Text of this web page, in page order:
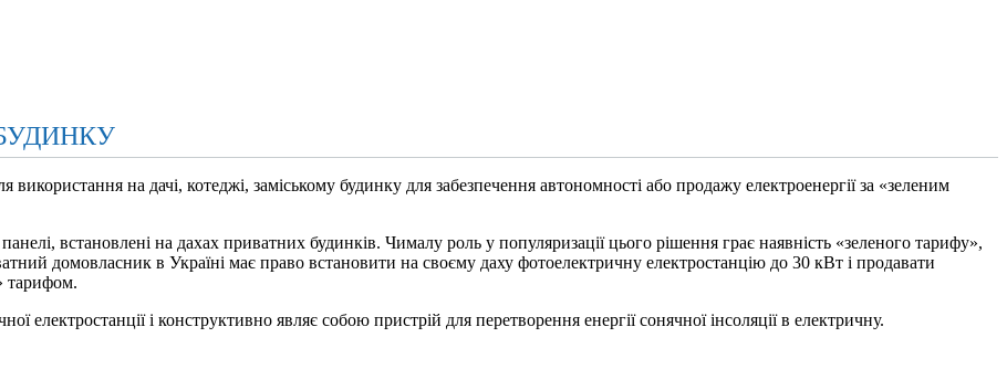
на дачі, котеджі, заміському будинку для забезпечення автономності або продажу електроенергії за «зеленим
встановлені на дахах приватних будинків. Чималу роль у популяризації цього рішення грає наявність «зеленого тарифу»,
домовласник в Україні має право встановити на своєму даху фотоелектричну електростанцію до 30 кВт і продавати
тарифом.
електростанції і конструктивно являє собою пристрій для перетворення енергії сонячної інсоляції в електричну.